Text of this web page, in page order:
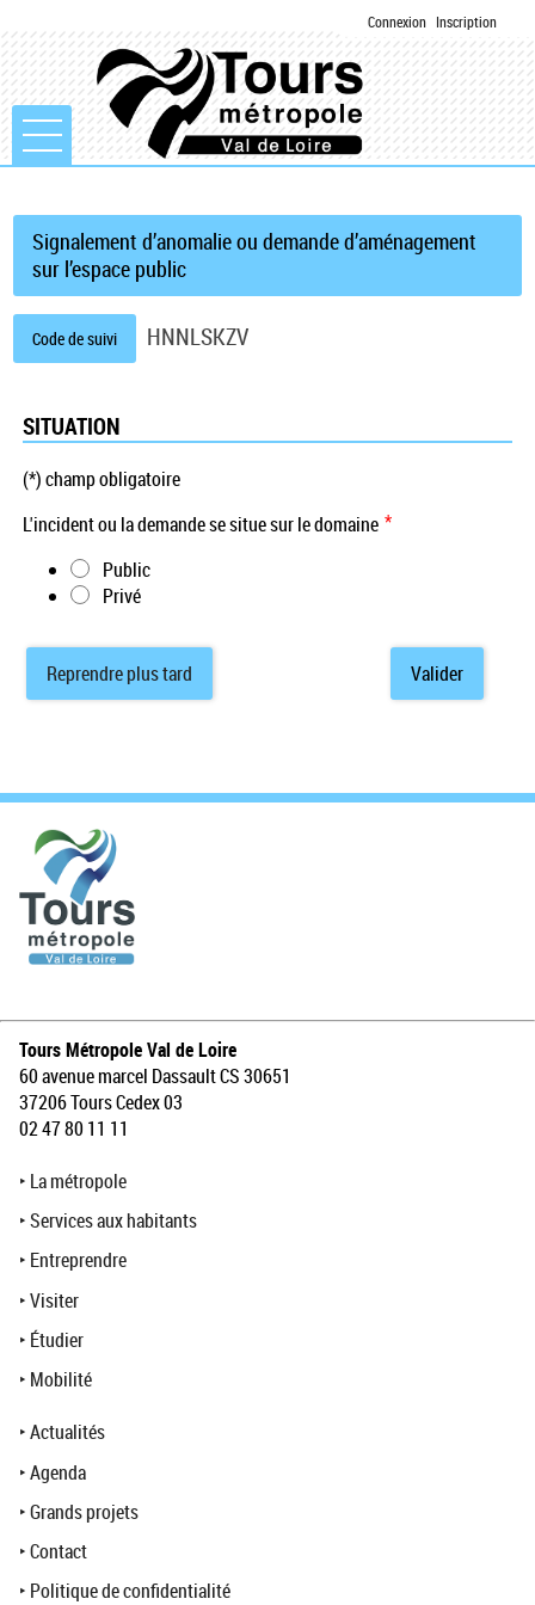
Connexion Inscription
Ouvrir le menu
Mon compte
Mes demandes
Signalement d’anomalie ou demande d’aménagement
sur l’espace public
Code de suivi HNNLSKZV
SITUATION
(*) champ obligatoire
L'incident ou la demande se situe sur le domaine *
Public
Privé
Valider
Reprendre plus tard
Tours Métropole Val de Loire
60 avenue marcel Dassault CS 30651
37206 Tours Cedex 03
02 47 80 11 11
‣ La métropole
‣Services aux habitants
‣ Entreprendre
‣Visiter
‣ Étudier
‣ Mobilité
‣Actualités
‣Agenda
‣Grands projets
‣Contact
‣ Politique de confidentialité